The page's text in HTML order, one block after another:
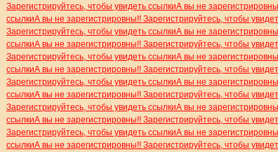
Зарегистрируйтесь, чтобы увидеть ссылкиА вы не
ссылкиА вы не зарегистрировны!! Зарегистрируйтесь, чтобы
Зарегистрируйтесь, чтобы увидеть ссылкиА вы не
ссылкиА вы не зарегистрировны!! Зарегистрируйтесь, чтобы
Зарегистрируйтесь, чтобы увидеть ссылкиА вы не
ссылкиА вы не зарегистрировны!! Зарегистрируйтесь, чтобы
Зарегистрируйтесь, чтобы увидеть ссылкиА вы не
ссылкиА вы не зарегистрировны!! Зарегистрируйтесь, чтобы
Зарегистрируйтесь, чтобы увидеть ссылкиА вы не
ссылкиА вы не зарегистрировны!! Зарегистрируйтесь, чтобы
Зарегистрируйтесь, чтобы увидеть ссылкиА вы не
ссылкиА вы не зарегистрировны!! Зарегистрируйтесь, чтобы